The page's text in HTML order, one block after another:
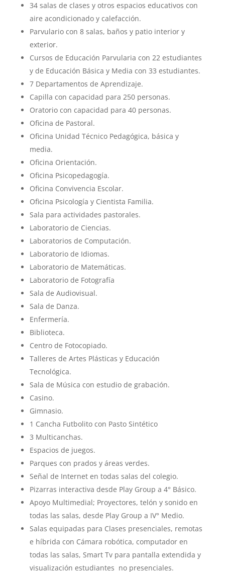
34 salas de clases y otros espacios educativos con
aire acondicionado y calefacción.
Parvulario con 8 salas, baños y patio interior y
exterior.
Cursos de Educación Parvularia con 22 estudiantes
y de Educación Básica y Media con 33 estudiantes.
7 Departamentos de Aprendizaje.
Capilla con capacidad para 250 personas.
Oratorio con capacidad para 40 personas.
Oficina de Pastoral.
Oficina Unidad Técnico Pedagógica, básica y
media.
Oficina Orientación.
Oficina Psicopedagogía.
Oficina Convivencia Escolar.
Oficina Psicología y Cientista Familia.
Sala para actividades pastorales.
Laboratorio de Ciencias.
Laboratorios de Computación.
Laboratorio de Idiomas.
Laboratorio de Matemáticas.
Laboratorio de Fotografía
Sala de Audiovisual.
Sala de Danza.
Enfermería.
Biblioteca.
Centro de Fotocopiado.
Talleres de Artes Plásticas y Educación
Tecnológica.
Sala de Música con estudio de grabación.
Casino.
Gimnasio.
1 Cancha Futbolito con Pasto Sintético
3 Multicanchas.
Espacios de juegos.
Parques con prados y áreas verdes.
Señal de Internet en todas salas del colegio.
Pizarras interactiva desde Play Group a 4° Básico.
Apoyo Multimedial; Proyectores, telón y sonido en
todas las salas, desde Play Group a IV° Medio.
Salas equipadas para Clases presenciales, remotas
e híbrida con Cámara robótica, computador en
todas las salas, Smart Tv para pantalla extendida y
visualización estudiantes no presenciales.